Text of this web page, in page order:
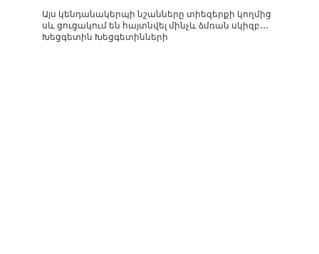
Այս կենդանակերպի նշանները տիեզերքի կողմից
սև ցուցակում են հայտնվել մինչև ձմռան սկիզբ․․․
Խեցգետին Խեցգետինների